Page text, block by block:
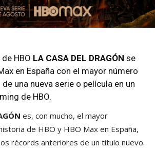
HBO LA CASA DEL DRAGÓN se
en España con el mayor número
una nueva serie o película en un
de HBO.
es, con mucho, el mayor
de HBO y HBO Max en España,
récords anteriores de un título nuevo.